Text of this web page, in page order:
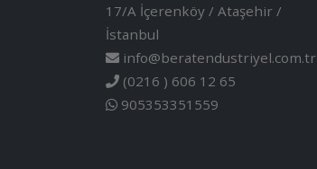
17/A İçerenköy / Ataşehir /
İstanbul
info@beratendustriyel.com.tr
(0216 ) 606 12 65
905353351559